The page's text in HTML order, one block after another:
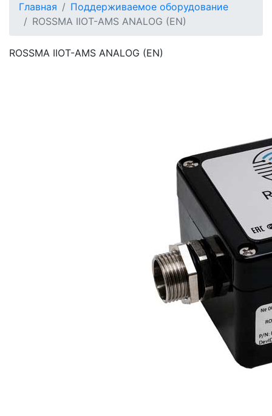
Главная
Поддерживаемое оборудование
ROSSMA IIOT-AMS ANALOG (EN)
ROSSMA IIOT-AMS ANALOG (EN)